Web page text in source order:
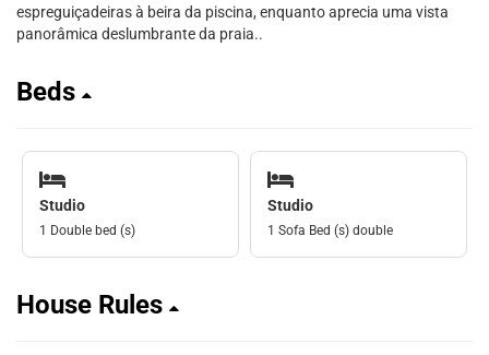
espreguiçadeiras à beira da piscina, enquanto aprecia uma vista
panorâmica deslumbrante da praia..
Beds
Studio
1 Double bed (s)
Studio
1 Sofa Bed (s) double
House Rules